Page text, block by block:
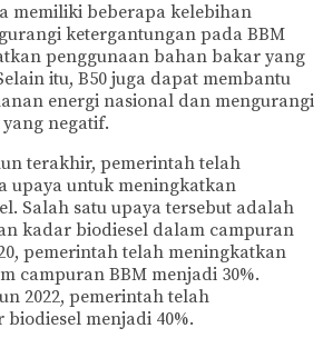
memiliki beberapa kelebihan
ketergantungan pada BBM
penggunaan bahan bakar yang
itu, B50 juga dapat membantu
energi nasional dan mengurangi
negatif.
terakhir, pemerintah telah
upaya untuk meningkatkan
Salah satu upaya tersebut adalah
kadar biodiesel dalam campuran
pemerintah telah meningkatkan
campuran BBM menjadi 30%.
2022, pemerintah telah
menjadi 40%.